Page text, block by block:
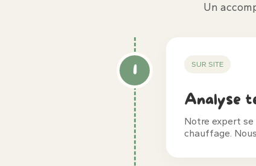
Un
1 SUR SITE
Analyse
Notre expert se
chauffage.